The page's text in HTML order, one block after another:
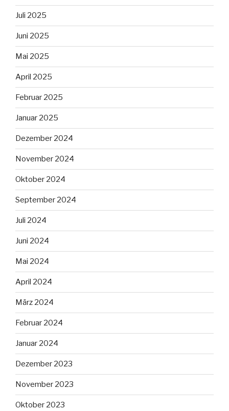
Juli 2025
Juni 2025
Mai 2025
April 2025
Februar 2025
Januar 2025
Dezember 2024
November 2024
Oktober 2024
September 2024
Juli 2024
Juni 2024
Mai 2024
April 2024
März 2024
Februar 2024
Januar 2024
Dezember 2023
November 2023
Oktober 2023